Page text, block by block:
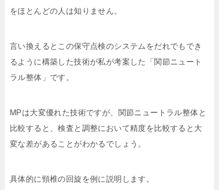
をほとんどの人は知りません。
言い換えるとこの保守点検のシステムをだれでもでき
るように構築した技術が私が考案した「関節ニュート
ラル整体」です。
MPは大変優れた技術ですが、関節ニュートラル整体と
比較すると、検査と調整において精度を比較すると大
変な差があることがわかるでしょう。
具体的に頸椎の回旋を例に説明します。